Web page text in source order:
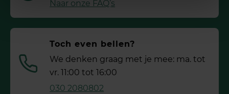
Naar onze FAQ’s
Toch even bellen?
We denken graag met je mee: ma. tot
vr. 11:00 tot 16:00
030 2080802